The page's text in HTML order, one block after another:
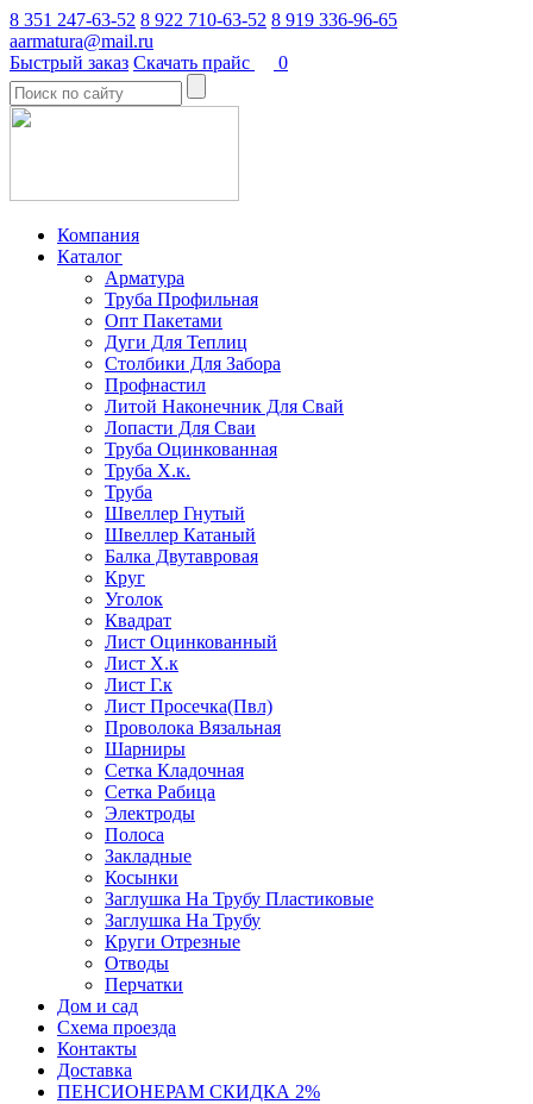
8 351 247-63-52 8 922 710-63-52 8 919 336-96-65
aarmatura@mail.ru
Быстрый заказ Скачать прайс 0
Компания
Каталог
Арматура
Труба Профильная
Опт Пакетами
Дуги Для Теплиц
Столбики Для Забора
Профнастил
Литой Наконечник Для Свай
Лопасти Для Сваи
Труба Оцинкованная
Труба Х.к.
Труба
Швеллер Гнутый
Швеллер Катаный
Балка Двутавровая
Круг
Уголок
Квадрат
Лист Оцинкованный
Лист Х.к
Лист Г.к
Лист Просечка(Пвл)
Проволока Вязальная
Шарниры
Сетка Кладочная
Сетка Рабица
Электроды
Полоса
Закладные
Косынки
Заглушка На Трубу Пластиковые
Заглушка На Трубу
Круги Отрезные
Отводы
Перчатки
Дом и сад
Схема проезда
Контакты
Доставка
ПЕНСИОНЕРАМ СКИДКА 2%